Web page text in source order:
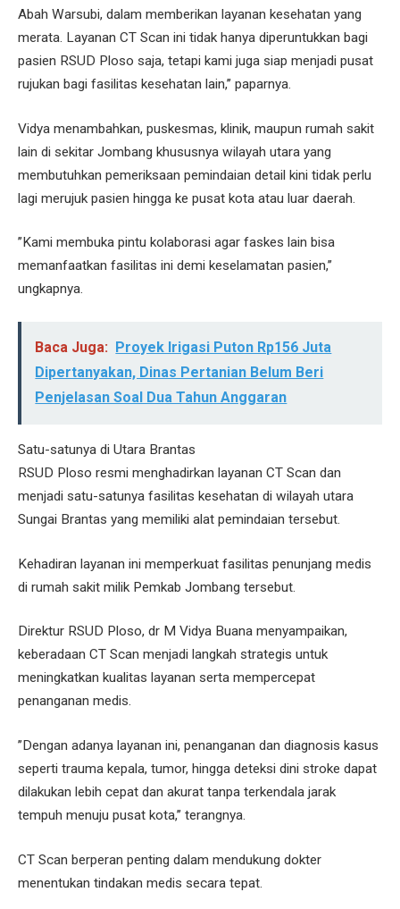
Abah Warsubi, dalam memberikan layanan kesehatan yang
merata. Layanan CT Scan ini tidak hanya diperuntukkan bagi
pasien RSUD Ploso saja, tetapi kami juga siap menjadi pusat
rujukan bagi fasilitas kesehatan lain,’’ paparnya.
Vidya menambahkan, puskesmas, klinik, maupun rumah sakit
lain di sekitar Jombang khususnya wilayah utara yang
membutuhkan pemeriksaan pemindaian detail kini tidak perlu
lagi merujuk pasien hingga ke pusat kota atau luar daerah.
’’Kami membuka pintu kolaborasi agar faskes lain bisa
memanfaatkan fasilitas ini demi keselamatan pasien,’’
ungkapnya.
Baca Juga:
Proyek Irigasi Puton Rp156 Juta
Dipertanyakan, Dinas Pertanian Belum Beri
Penjelasan Soal Dua Tahun Anggaran
Satu-satunya di Utara Brantas
RSUD Ploso resmi menghadirkan layanan CT Scan dan
menjadi satu-satunya fasilitas kesehatan di wilayah utara
Sungai Brantas yang memiliki alat pemindaian tersebut.
Kehadiran layanan ini memperkuat fasilitas penunjang medis
di rumah sakit milik Pemkab Jombang tersebut.
Direktur RSUD Ploso, dr M Vidya Buana menyampaikan,
keberadaan CT Scan menjadi langkah strategis untuk
meningkatkan kualitas layanan serta mempercepat
penanganan medis.
’’Dengan adanya layanan ini, penanganan dan diagnosis kasus
seperti trauma kepala, tumor, hingga deteksi dini stroke dapat
dilakukan lebih cepat dan akurat tanpa terkendala jarak
tempuh menuju pusat kota,’’ terangnya.
CT Scan berperan penting dalam mendukung dokter
menentukan tindakan medis secara tepat.